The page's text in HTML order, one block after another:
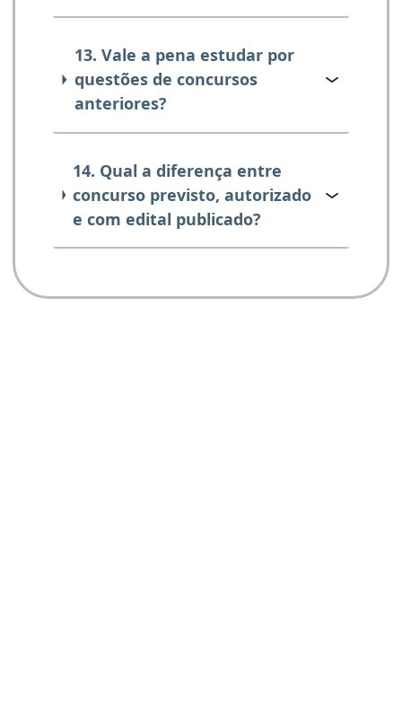
13. Vale a pena estudar por
questões de concursos
anteriores?
14. Qual a diferença entre
concurso previsto, autorizado
e com edital publicado?